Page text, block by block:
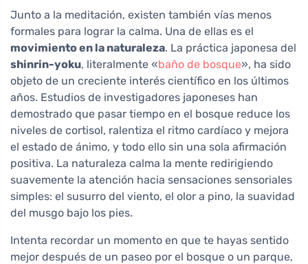
Junto a la meditación, existen también vías menos
formales para lograr la calma. Una de ellas es el
movimiento en la naturaleza. La práctica japonesa del
shinrin-yoku, literalmente «baño de bosque», ha sido
objeto de un creciente interés científico en los últimos
años. Estudios de investigadores japoneses han
demostrado que pasar tiempo en el bosque reduce los
niveles de cortisol, ralentiza el ritmo cardíaco y mejora
el estado de ánimo, y todo ello sin una sola afirmación
positiva. La naturaleza calma la mente redirigiendo
suavemente la atención hacia sensaciones sensoriales
simples: el susurro del viento, el olor a pino, la suavidad
del musgo bajo los pies.
Intenta recordar un momento en que te hayas sentido
mejor después de un paseo por el bosque o un parque,